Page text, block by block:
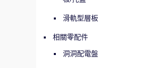
滑軌型層板
相關零配件
洞洞配電盤